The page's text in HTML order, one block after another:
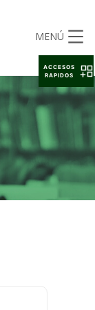
MENÚ
ACCESOS
RAPIDOS